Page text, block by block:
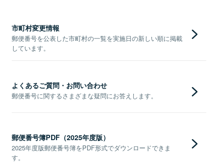
市町村変更情報
郵便番号を公表した市町村の一覧を実施日の新しい順に掲載
しています。
よくあるご質問・お問い合わせ
郵便番号に関するさまざまな疑問にお答えします。
郵便番号簿PDF（2025年度版）
2025年度版郵便番号簿をPDF形式でダウンロードできま
す。